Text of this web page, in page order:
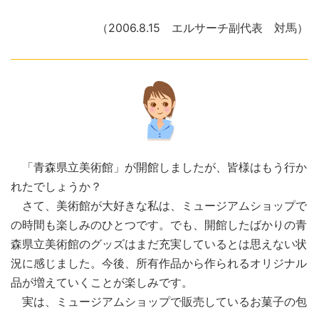
（2006.8.15 エルサーチ副代表 対馬）
「青森県立美術館」が開館しましたが、皆様はもう行か
れたでしょうか？
さて、美術館が大好きな私は、ミュージアムショップで
の時間も楽しみのひとつです。でも、開館したばかりの青
森県立美術館のグッズはまだ充実しているとは思えない状
況に感じました。今後、所有作品から作られるオリジナル
品が増えていくことが楽しみです。
実は、ミュージアムショップで販売しているお菓子の包